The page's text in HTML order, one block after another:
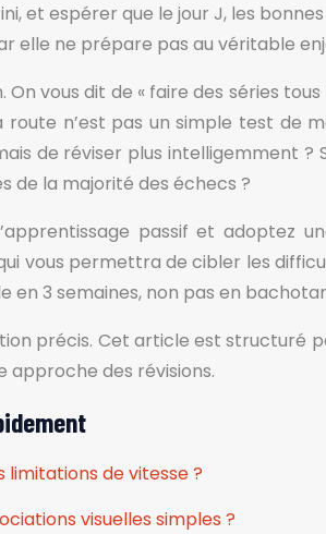
et espérer que le jour J, les
ne prépare pas au véritable
vous dit de « faire des séries tous
n’est pas un simple test de
de réviser plus intelligemment
de la majorité des échecs ?
passif et adoptez
vous permettra de cibler les
en 3 semaines, non pas en
précis. Cet article est structuré
des révisions.
limitations de vitesse ?
visuelles simples ?